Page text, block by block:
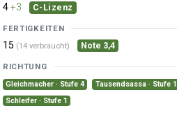
4+3 C-Lizenz
FERTIGKEITEN
15 (14 verbraucht) Note 3,4
RICHTUNG
Gleichmacher · Stufe 4 Tausendsassa · Stufe 1
Schleifer · Stufe 1